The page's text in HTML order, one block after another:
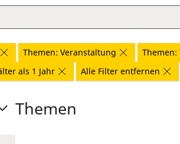
Themen: Veranstaltung Themen:
als 1 Jahr Alle Filter entfernen
Themen